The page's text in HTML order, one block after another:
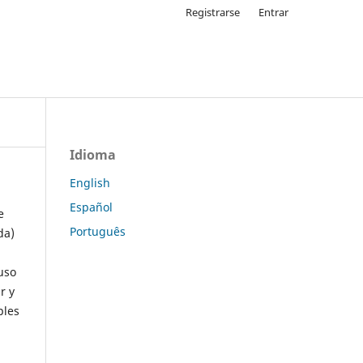
Registrarse Entrar
y
Idioma
English
Español
Português